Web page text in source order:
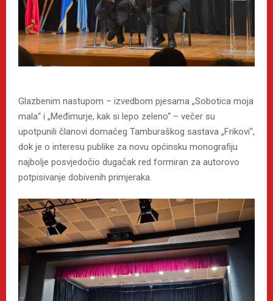
Glazbenim nastupom – izvedbom pjesama „Sobotica moja
mala“ i „Međimurje, kak si lepo zeleno“ – večer su
upotpunili članovi domaćeg Tamburaškog sastava „Frikovi“,
dok je o interesu publike za novu općinsku monografiju
najbolje posvjedočio dugačak red formiran za autorovo
potpisivanje dobivenih primjeraka.